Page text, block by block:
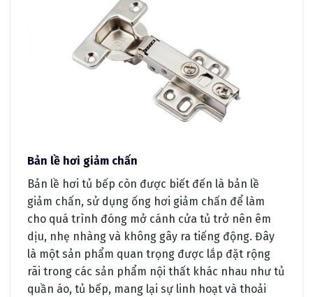
Bản lề hơi giảm chấn
Bản lề hơi tủ bếp còn được biết đến là bản lề
giảm chấn, sử dụng ống hơi giảm chấn để làm
cho quá trình đóng mở cánh cửa tủ trở nên êm
dịu, nhẹ nhàng và không gây ra tiếng động. Đây
là một sản phẩm quan trọng được lắp đặt rộng
rãi trong các sản phẩm nội thất khác nhau như tủ
quần áo, tủ bếp, mang lại sự linh hoạt và thoải